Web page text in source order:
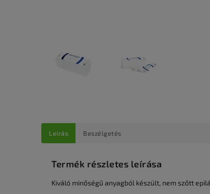
Leírás Beszélgetés
Termék részletes leírása
Kiváló minőségű anyagból készült, nem szőtt